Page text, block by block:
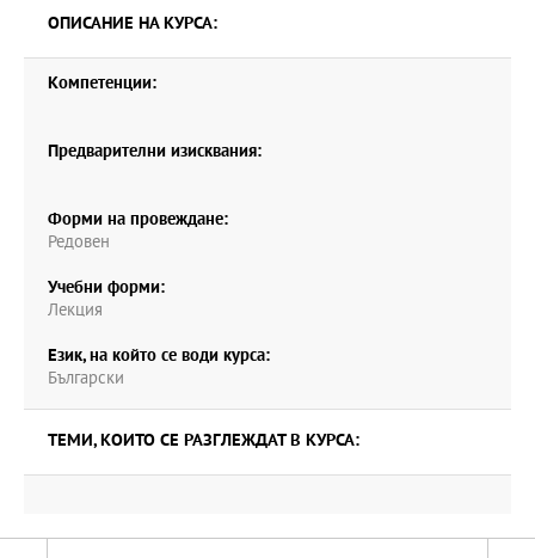
ОПИСАНИЕ НА КУРСА:
Компетенции:
Предварителни изисквания:
Форми на провеждане:
Редовен
Учебни форми:
Лекция
Език, на който се води курса:
Български
ТЕМИ, КОИТО СЕ РАЗГЛЕЖДАТ В КУРСА: